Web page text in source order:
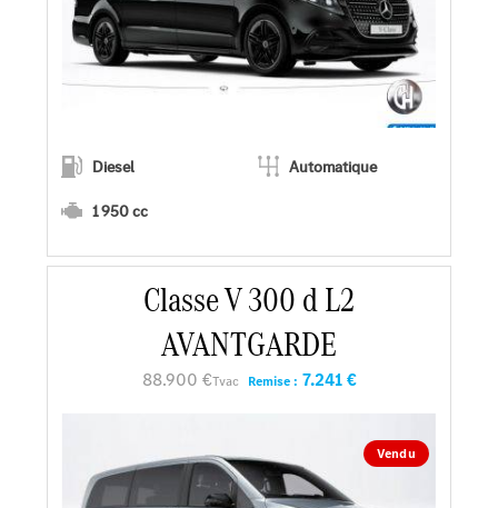
Diesel
Automatique
1 950 cc
En savoir plus
Faire un essai
Vendu
Classe V 300 d L2
AVANTGARDE
88.900 €Tvac Remise : 7.241 €